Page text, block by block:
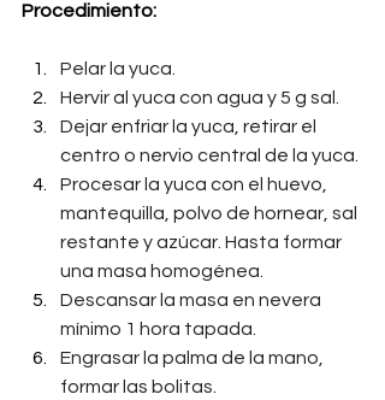
Procedimiento:
Pelar la yuca.
Hervir al yuca con agua y 5 g sal.
Dejar enfriar la yuca, retirar el
centro o nervio central de la yuca.
Procesar la yuca con el huevo,
mantequilla, polvo de hornear, sal
restante y azúcar. Hasta formar
una masa homogénea.
Descansar la masa en nevera
mínimo 1 hora tapada.
Engrasar la palma de la mano,
formar las bolitas.